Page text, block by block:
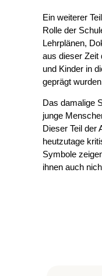
Ein weiterer
Rolle der
Lehrplänen,
aus dieser Zeit
und Kinder in
geprägt
Das damalige
junge
Dieser Teil der
heutzutage
Symbole
ihnen auch